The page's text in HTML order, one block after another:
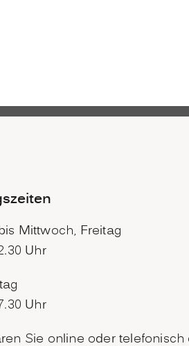
Mittwoch, Freitag
Uhr
Uhr
Sie online oder telefonisch